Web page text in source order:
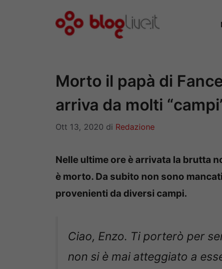
Morto il papà di
arriva da molti
Ott 13, 2020 di Redazione
Nelle ultime ore è arrivata la brutta
è morto. Da subito non sono
provenienti da diversi campi.
Ciao, Enzo. Ti porterò per
non si è mai atteggiato a